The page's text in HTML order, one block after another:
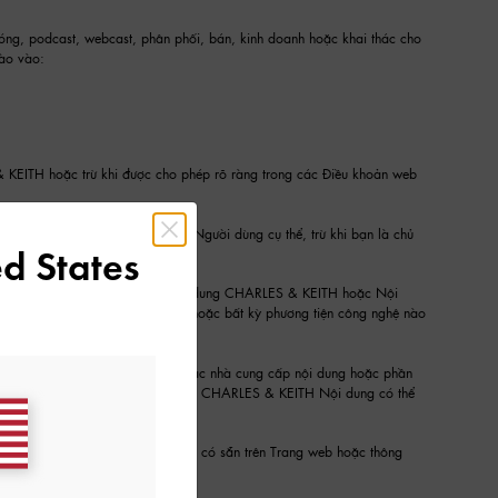
podcast, webcast, phân phối, bán, kinh doanh hoặc khai thác cho
vào:
hoặc trừ khi được cho phép rõ ràng trong các Điều khoản web
và chủ sở hữu của Nội dung Người dùng cụ thể, trừ khi bạn là chủ
truy cập vào Dịch vụ, Nội dung CHARLES & KEITH hoặc Nội
chiếu, liên kết, thêu, cạo hoặc bất kỳ phương tiện công nghệ nào
các chi nhánh của họ hoặc các nhà cung cấp nội dung hoặc phần
Nội dung. Việc sử dụng một số CHARLES & KEITH Nội dung có thể
dung CHARLES & KEITH nào có sẵn trên Trang web hoặc thông
States